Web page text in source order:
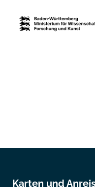
Karten und